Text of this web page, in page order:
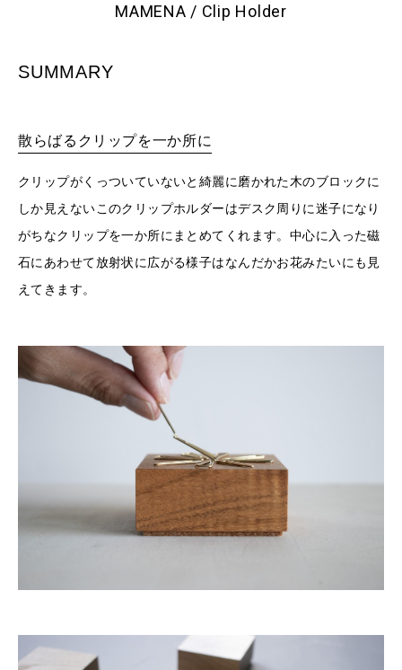
MAMENA / Clip Holder
SUMMARY
散らばるクリップを一か所に
クリップがくっついていないと綺麗に磨かれた木のブロックに
しか見えないこのクリップホルダーはデスク周りに迷子になり
がちなクリップを一か所にまとめてくれます。中心に入った磁
石にあわせて放射状に広がる様子はなんだかお花みたいにも見
えてきます。